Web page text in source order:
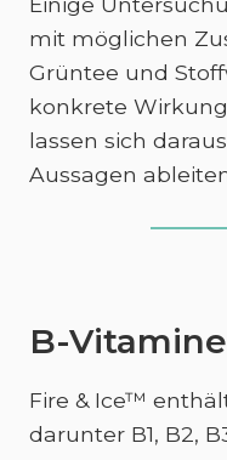
mit möglichen
Grüntee und
konkrete
lassen sich
Aussagen
B-Vitamine
Fire & Ice™
darunter B1, B2,